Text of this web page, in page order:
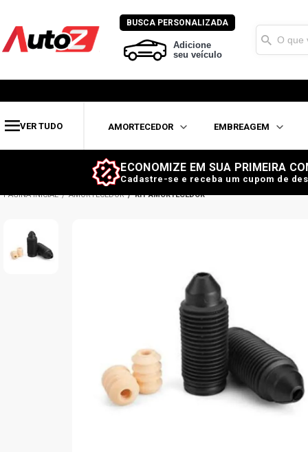
BUSCA PERSONALIZADA
Adicione
seu veículo
VER TUDO AMORTECEDOR EMBREAGEM
ECONOMIZE EM SUA PRIMEIRA
Cadastre-se e receba um cupom de
AMORTECEDOR KIT AMORTECEDOR